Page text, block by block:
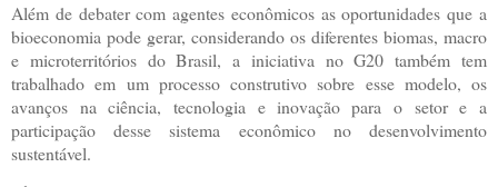
Além de debater com agentes econômicos as oportunidades que a
bioeconomia pode gerar, considerando os diferentes biomas, macro
e microterritórios do Brasil, a iniciativa no G20 também tem
trabalhado em um processo construtivo sobre esse modelo, os
avanços na ciência, tecnologia e inovação para o setor e a
participação desse sistema econômico no desenvolvimento
sustentável.